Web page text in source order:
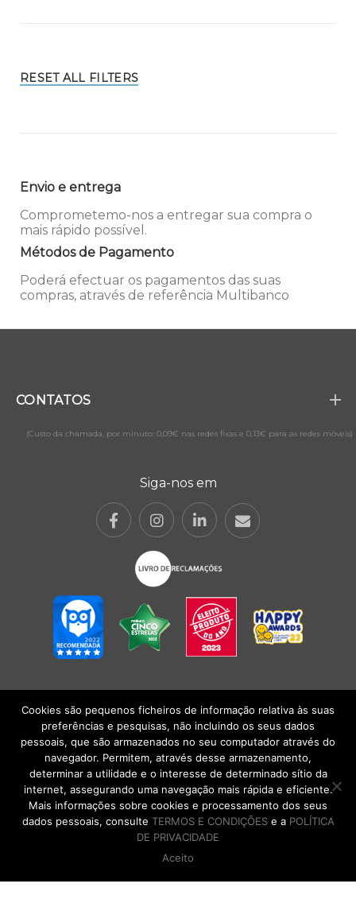
RESET ALL FILTERS
Envio e entrega
Comprometemo-nos a entregar sua compra o
mais rápido possível.
Métodos de Pagamento
Poderá efectuar os pagamentos das suas
compras, através de referência Multibanco
CONTATOS
(Custo da chamada, por minuto: 0,09€ nas redes fixas e 0,13€ para as redes móveis)
Siga-nos em
POLÍTICA DE PRIVACIDADE|TERMOS E CONDIÇÕESlCONDIÇÕES
GERAIS DE VENDA| Alberto Oculista, SA 2026. Todos os direitos reservados.
DE VOLTA AO TOPO
Cookies são pequenos ficheiros de informação relativa às suas
preferências e pesquisas, não incluindo os seus dados
pessoais, que são armazenados no seu computador através do
navegador. Permitem, através desse armazenamento,
determinar a utilidade e o interesse de determinado sítio da
internet, assegurando uma navegação mais rápida e eficiente.
Mais informações sobre cookies e processamento dos seus
dados pessoais, consulte TERMOS E CONDIÇÕESe a POLÍTICA
DE PRIVACIDADE
Aceito